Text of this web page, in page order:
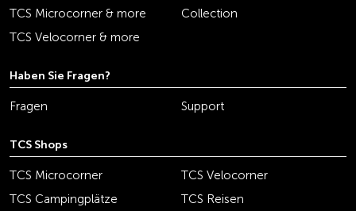
TCS Microcorner & more
Collection
TCS Velocorner & more
Haben Sie Fragen?
Fragen Support
TCS Shops
TCS Microcorner
TCS Velocorner
TCS Campingplätze
TCS Reisen